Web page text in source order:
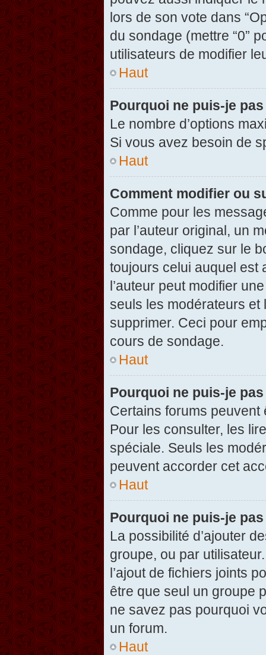
lors de son vote dans
du sondage (mettre “0”
utilisateurs de modifier
Haut
Pourquoi ne puis-je
Le nombre d’options
Si vous avez besoin de
Haut
Comment modifier ou
Comme pour les
par l’auteur original, un
sondage, cliquez sur le
toujours celui auquel est
l’auteur peut modifier
seuls les modérateurs et
supprimer. Ceci pour
cours de sondage.
Haut
Pourquoi ne puis-je
Certains forums
Pour les consulter, les
spéciale. Seuls les
peuvent accorder cet
Haut
Pourquoi ne puis-je
La possibilité d’ajouter
groupe, ou par
l’ajout de fichiers joints
être que seul un groupe
ne savez pas pourquoi
un forum.
Haut